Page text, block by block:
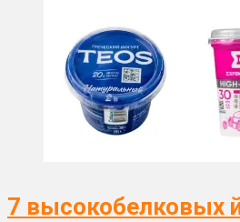
7 высокобелковых